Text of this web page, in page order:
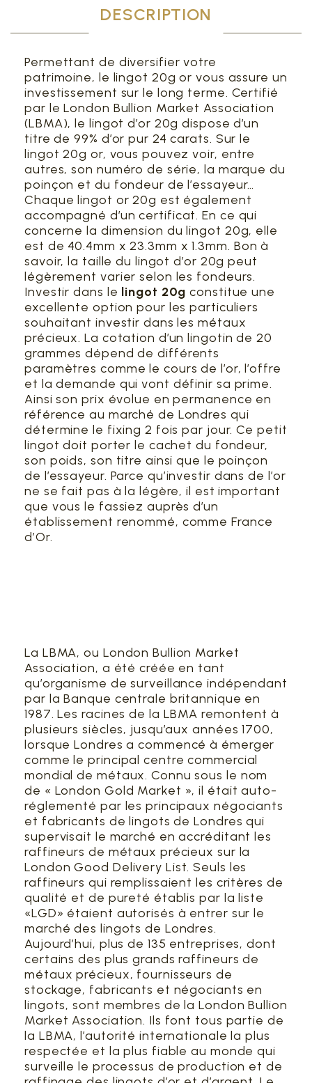
DESCRIPTION
Permettant de diversifier votre
patrimoine, le lingot 20g or vous assure un
investissement sur le long terme. Certifié
par le London Bullion Market Association
(LBMA), le lingot d’or 20g dispose d’un
titre de 99% d’or pur 24 carats. Sur le
lingot 20g or, vous pouvez voir, entre
autres, son numéro de série, la marque du
poinçon et du fondeur de l’essayeur…
Chaque lingot or 20g est également
accompagné d’un certificat. En ce qui
concerne la dimension du lingot 20g, elle
est de 40.4mm x 23.3mm x 1.3mm. Bon à
savoir, la taille du lingot d’or 20g peut
légèrement varier selon les fondeurs.
Investir dans le lingot 20gconstitue une
excellente option pour les particuliers
souhaitant investir dans les métaux
précieux. La cotation d’un lingotin de 20
grammes dépend de différents
paramètres comme le cours de l’or, l’offre
et la demande qui vont définir sa prime.
Ainsi son prix évolue en permanence en
référence au marché de Londres qui
détermine le fixing 2 fois par jour. Ce petit
lingot doit porter le cachet du fondeur,
son poids, son titre ainsi que le poinçon
de l’essayeur. Parce qu’investir dans de l’or
ne se fait pas à la légère, il est important
que vous le fassiez auprès d’un
établissement renommé, comme France
d’Or.
La LBMA, ou London Bullion Market
Association, a été créée en tant
qu’organisme de surveillance indépendant
par la Banque centrale britannique en
1987. Les racines de la LBMA remontent à
plusieurs siècles, jusqu’aux années 1700,
lorsque Londres a commencé à émerger
comme le principal centre commercial
mondial de métaux. Connu sous le nom
de « London Gold Market », il était auto-
réglementé par les principaux négociants
et fabricants de lingots de Londres qui
supervisait le marché en accréditant les
raffineurs de métaux précieux sur la
London Good Delivery List. Seuls les
raffineurs qui remplissaient les critères de
qualité et de pureté établis par la liste
«LGD» étaient autorisés à entrer sur le
marché des lingots de Londres.
Aujourd’hui, plus de 135 entreprises, dont
certains des plus grands raffineurs de
métaux précieux, fournisseurs de
stockage, fabricants et négociants en
lingots, sont membres de la London Bullion
Market Association. Ils font tous partie de
la LBMA, l’autorité internationale la plus
respectée et la plus fiable au monde qui
surveille le processus de production et de